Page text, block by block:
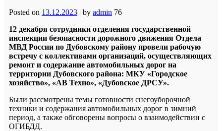
Posted on 13.12.2023 | by admin 76
12 декабря сотрудники отделения государственной
инспекции безопасности дорожного движения Отдела
МВД России по Дубовскому району провели рабочую
встречу с коллективами организаций, осуществляющих
ремонт и содержание автомобильных дорог на
территории Дубовского района: МКУ «Городское
хозяйство», «АВ Техно», «Дубовское ДРСУ».
Были рассмотрены темы готовности снегоуборочной
техники и содержания автомобильных дорог в зимний
период, а также обговорены вопросы о взаимодействии с
ОГИБДД.